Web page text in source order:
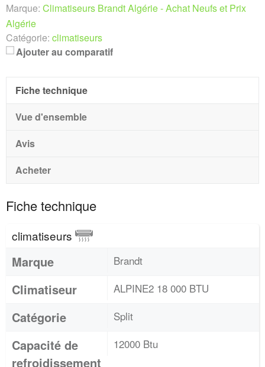
Marque: Climatiseurs Brandt Algérie - Achat Neufs et Prix
Algérie
Catégorie: climatiseurs
Ajouter au comparatif
Fiche technique
Vue d'ensemble
Avis
Acheter
Fiche technique
climatiseurs
Marque Brandt
Climatiseur ALPINE2 18 000 BTU
Catégorie Split
Capacité de
refroidissement
12000 Btu